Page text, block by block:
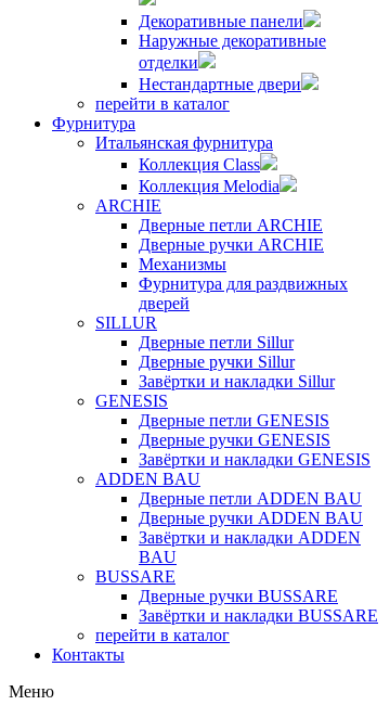
Декоративные панели
Наружные декоративные
отделки
Нестандартные двери
перейти в каталог
Фурнитура
Итальянская фурнитура
Коллекция Class
Коллекция Melodia
ARCHIE
Дверные петли ARCHIE
Дверные ручки ARCHIE
Механизмы
Фурнитура для раздвижных
дверей
SILLUR
Дверные петли Sillur
Дверные ручки Sillur
Завёртки и накладки Sillur
GENESIS
Дверные петли GENESIS
Дверные ручки GENESIS
Завёртки и накладки GENESIS
ADDEN BAU
Дверные петли ADDEN BAU
Дверные ручки ADDEN BAU
Завёртки и накладки ADDEN
BAU
BUSSARE
Дверные ручки BUSSARE
Завёртки и накладки BUSSARE
перейти в каталог
Контакты
Меню